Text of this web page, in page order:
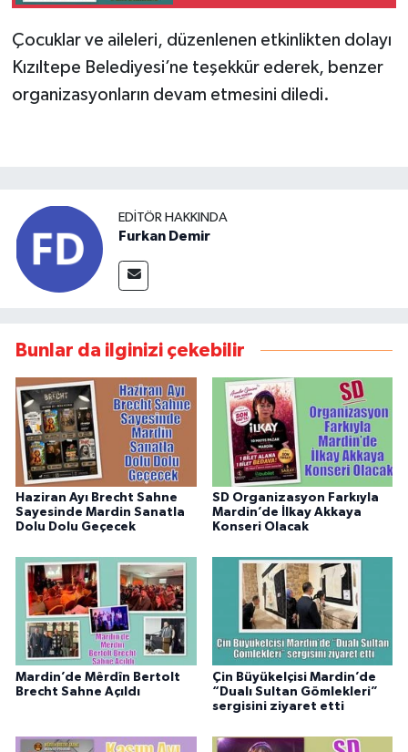
Çocuklar ve aileleri, düzenlenen etkinlikten dolayı
Kızıltepe Belediyesi’ne teşekkür ederek, benzer
organizasyonların devam etmesini diledi.
EDITÖR HAKKINDA
Furkan Demir
Bunlar da ilginizi çekebilir
Haziran Ayı Brecht Sahne
Sayesinde Mardin Sanatla
Dolu Dolu Geçecek
SD Organizasyon Farkıyla
Mardin’de İlkay Akkaya
Konseri Olacak
Mardin’de Mêrdîn Bertolt
Brecht Sahne Açıldı
Çin Büyükelçisi Mardin’de
“Dualı Sultan Gömlekleri”
sergisini ziyaret etti